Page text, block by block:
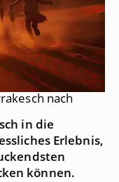
nach
in die
Erlebnis,
können.